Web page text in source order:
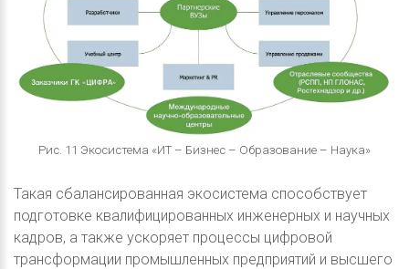
Рис. 11 Экосистема «ИТ – Бизнес – Образование – Наука»
Такая сбалансированная экосистема способствует
подготовке квалифицированных инженерных и научных
кадров, а также ускоряет процессы цифровой
трансформации промышленных предприятий и высшего